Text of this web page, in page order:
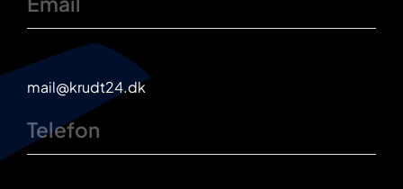
mail@krudt24.dk
Telefon